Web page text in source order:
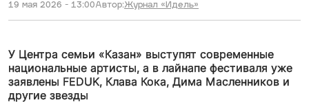
19 мая 2026 - 13:00Автор:Журнал «Идель»
У Центра семьи «Казан» выступят современные
национальные артисты, а в лайнапе фестиваля уже
заявлены FEDUK, Клава Кока, Дима Масленников и
другие звезды